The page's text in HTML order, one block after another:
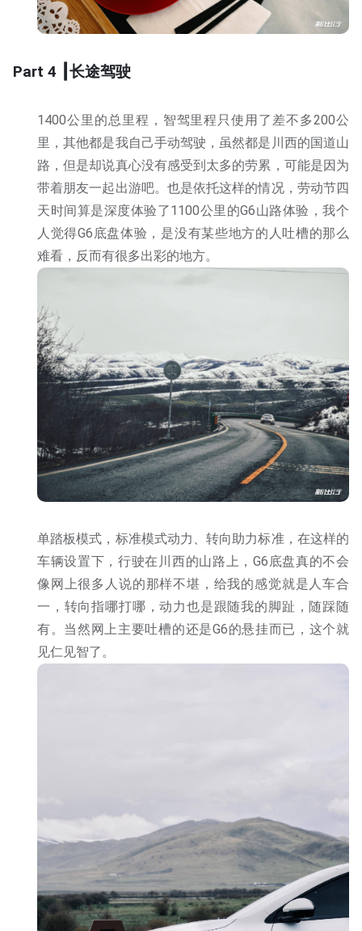
Part 4 ┃长途驾驶
1400公里的总里程，智驾里程只使用了差不多200公
里，其他都是我自己手动驾驶，虽然都是川西的国道山
路，但是却说真心没有感受到太多的劳累，可能是因为
带着朋友一起出游吧。也是依托这样的情况，劳动节四
天时间算是深度体验了1100公里的G6山路体验，我个
人觉得G6底盘体验，是没有某些地方的人吐槽的那么
难看，反而有很多出彩的地方。
单踏板模式，标准模式动力、转向助力标准，在这样的
车辆设置下，行驶在川西的山路上，G6底盘真的不会
像网上很多人说的那样不堪，给我的感觉就是人车合
一，转向指哪打哪，动力也是跟随我的脚趾，随踩随
有。当然网上主要吐槽的还是G6的悬挂而已，这个就
见仁见智了。